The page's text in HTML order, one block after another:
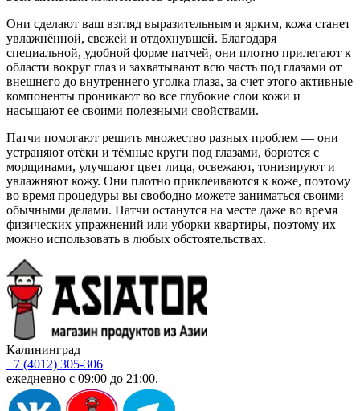
Они сделают ваш взгляд выразительным и ярким, кожа станет
увлажнённой, свежей и отдохнувшей. Благодаря
специальной, удобной форме патчей, они плотно прилегают к
области вокруг глаз и захватывают всю часть под глазами от
внешнего до внутреннего уголка глаза, за счет этого активные
компоненты проникают во все глубокие слои кожи и
насыщают ее своими полезными свойствами.
Патчи помогают решить множество разных проблем — они
устраняют отёки и тёмные круги под глазами, борются с
морщинами, улучшают цвет лица, освежают, тонизируют и
увлажняют кожу. Они плотно приклеиваются к коже, поэтому
во время процедуры вы свободно можете заниматься своими
обычными делами. Патчи останутся на месте даже во время
физических упражнений или уборки квартиры, поэтому их
можно использовать в любых обстоятельствах.
Калининград
+7 (4012) 305-306
ежедневно с 09:00 до 21:00.